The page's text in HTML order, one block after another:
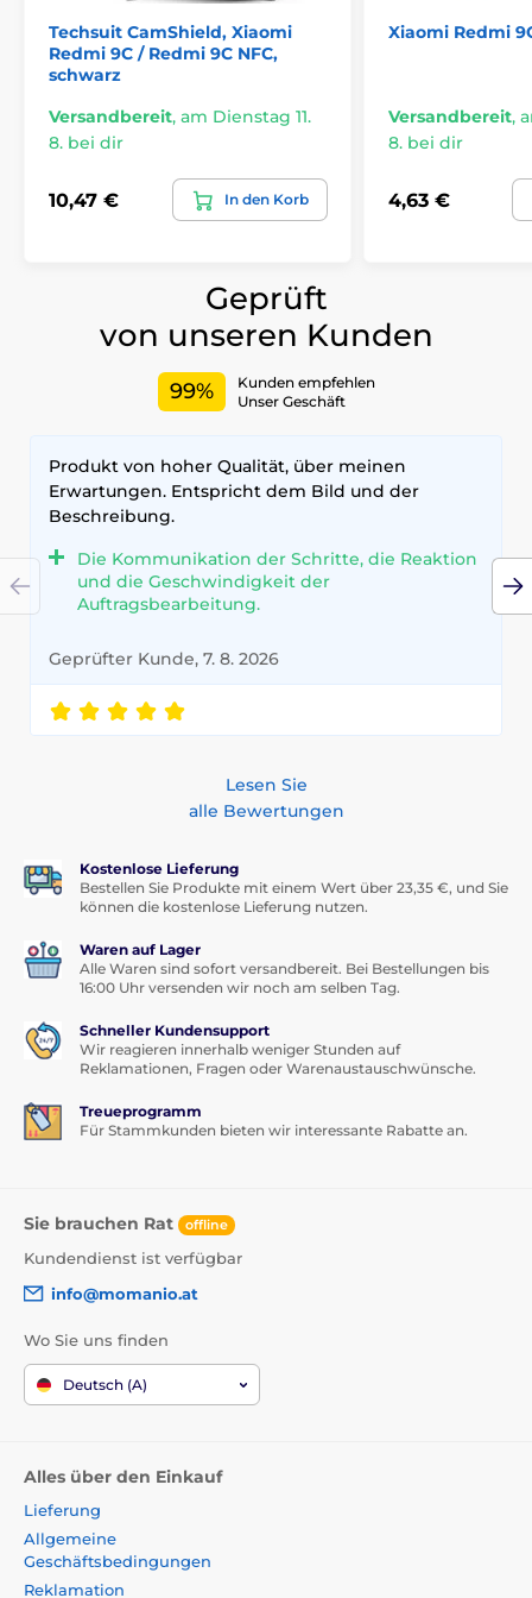
Techsuit CamShield, Xiaomi
Redmi 9C / Redmi 9C NFC,
schwarz
Versandbereit, am Dienstag 11.
8. bei dir
10,47 € In den Korb
Xiaomi Redmi
Versandbereit,
8. bei dir
4,63 €
Geprüft
von unseren Kunden
99%
Kunden empfehlen
Unser Geschäft
Produkt von hoher Qualität, über meinen
Erwartungen. Entspricht dem Bild und der
Beschreibung.
Die Kommunikation der Schritte, die Reaktion
und die Geschwindigkeit der
Auftragsbearbeitung.
Geprüfter Kunde, 7. 8. 2026
Lesen Sie
alle Bewertungen
Kostenlose Lieferung
Bestellen Sie Produkte mit einem Wert über 23,35 €, und Sie
können die kostenlose Lieferung nutzen.
Waren auf Lager
Alle Waren sind sofort versandbereit. Bei Bestellungen bis
16:00 Uhr versenden wir noch am selben Tag.
Schneller Kundensupport
Wir reagieren innerhalb weniger Stunden auf
Reklamationen, Fragen oder Warenaustauschwünsche.
Treueprogramm
Für Stammkunden bieten wir interessante Rabatte an.
Sie brauchen Rat offline
Kundendienst ist verfügbar
info@momanio.at
Wo Sie uns finden
Deutsch (A)
Alles über den Einkauf
Lieferung
Allgemeine
Geschäftsbedingungen
Reklamation